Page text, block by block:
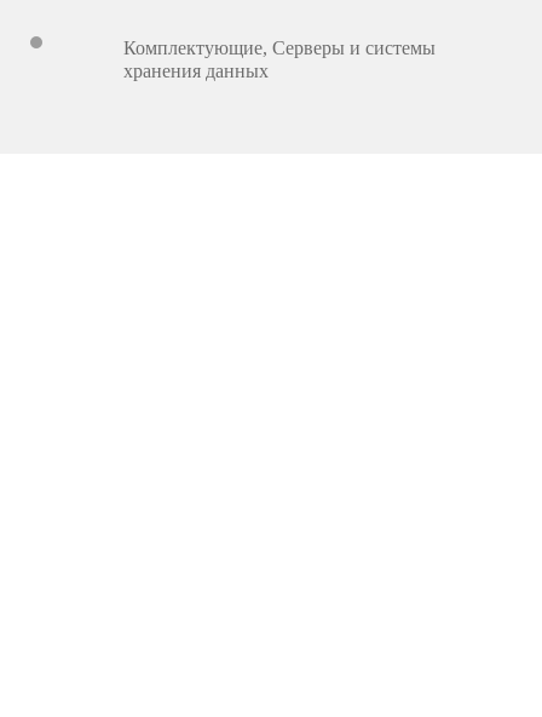
Комплектующие, Серверы и системы
хранения данных